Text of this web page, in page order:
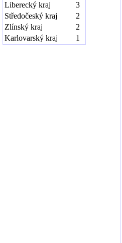
Liberecký kraj
3
Středočeský kraj
2
Zlínský kraj
2
Karlovarský kraj
1